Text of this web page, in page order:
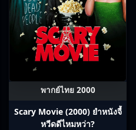
พากย์ไทย 2000
Scary Movie (2000) ยำหนังจี้​
หวีดดีไหมหว่า?